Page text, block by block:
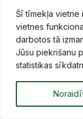
Šī tīmekļa vietne
vietnes
darbotos tā
Jūsu piekrišanu
statistikas
Vairāk Ziņu
Kategorijas